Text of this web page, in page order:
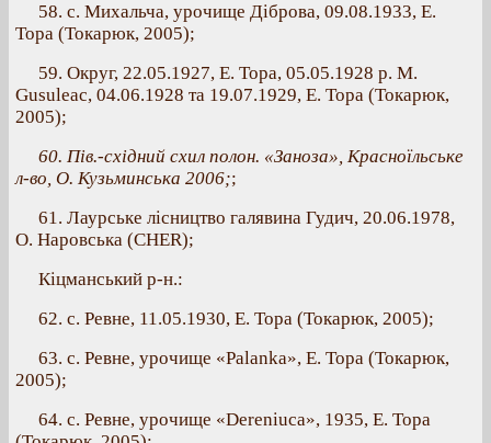
58. с. Михальча, урочище Діброва, 09.08.1933, Е.
Тора (Токарюк, 2005);
59. Округ, 22.05.1927, Е. Тора, 05.05.1928 р. M.
Gusuleac, 04.06.1928 та 19.07.1929, Е. Тора (Токарюк,
2005);
60. Пів.-східний схил полон. «Заноза», Красноїльське
л-во, О. Кузьминська 2006;;
61. Лаурське лісництво галявина Гудич, 20.06.1978,
О. Наровська (CHER);
Кіцманський р-н.:
62. с. Ревне, 11.05.1930, Е. Тора (Токарюк, 2005);
63. с. Ревне, урочище «Palanka», Е. Тора (Токарюк,
2005);
64. с. Ревне, урочище «Dereniuca», 1935, Е. Тора